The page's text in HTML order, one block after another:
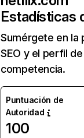
Estadísticas
Sumérgete en la
SEO y el perfil
competencia.
Puntuación de
Autoridad
100